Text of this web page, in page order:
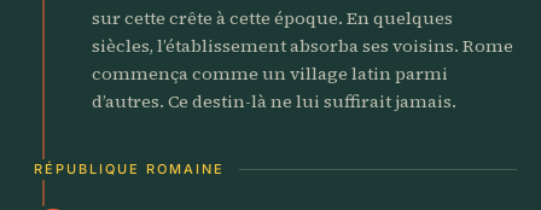
sur cette crête à cette époque. En quelques
siècles, l’établissement absorba ses voisins. Rome
commença comme un village latin parmi
d’autres. Ce destin-là ne lui suffirait jamais.
RÉPUBLIQUE ROMAINE